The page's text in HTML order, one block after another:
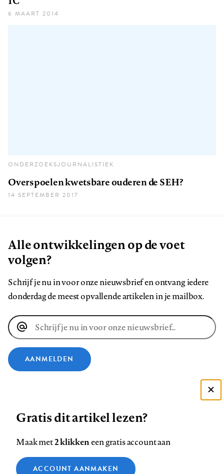
6 MAART 2014
ONDERZOEKSJOURNALISTIEK
Overspoelen kwetsbare ouderen de SEH?
14 SEPTEMBER 2017
Alle ontwikkelingen op de voet
volgen?
Schrijf je nu in voor onze nieuwsbrief en ontvang iedere
donderdag de meest opvallende artikelen in je mailbox.
E-
mailadres
AANMELDEN
Volg
ons
Facebook
Volg
ons
op
LinkedIn
Volg
ons
op
Bluesky
Volg
ons
op
Instagram
Volg
ons
op
YouTube
ons
Footer
Contact Colofon Disclaimer Privacy
Zie onze cookie policy
Gratis dit artikel lezen?
Maak met2 klikkeneen gratis account aan
ACCOUNT AANMAKEN